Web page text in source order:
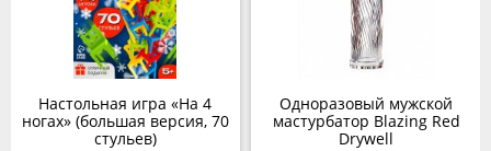
Настольная игра «На 4
ногах» (большая версия, 70
стульев)
Одноразовый мужской
мастурбатор Blazing Red
Drywell